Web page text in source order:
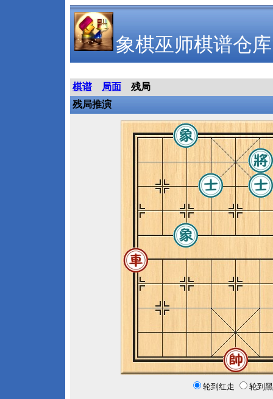
象棋巫师棋谱仓库
棋谱 局面
残局
残局推演
轮到红走 轮到